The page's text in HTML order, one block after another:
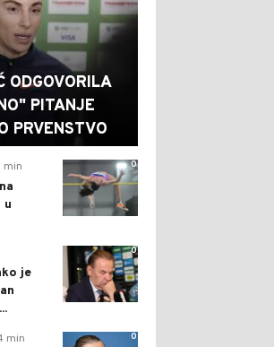
ODGOVORILA
PITANJE
PRVENSTVO
0
min
u
0
je
0
min